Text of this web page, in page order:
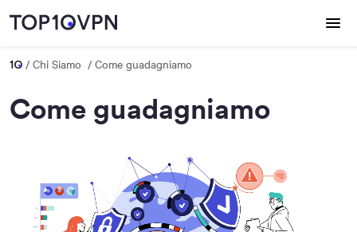
Chi Siamo Come guadagniamo
Come guadagniamo